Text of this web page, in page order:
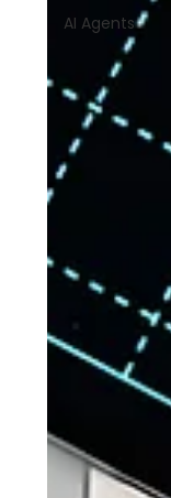
AI Agents